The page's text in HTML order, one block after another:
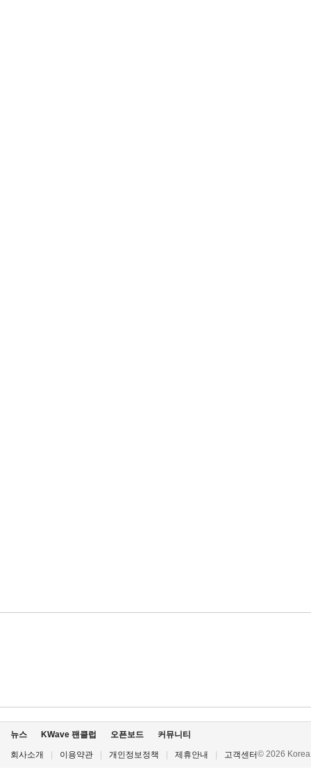
뉴스 KWave 팬클럽 오픈보드 커뮤니티
회사소개 이용약관 개인정보정책 제휴안내 고객센터© 2026